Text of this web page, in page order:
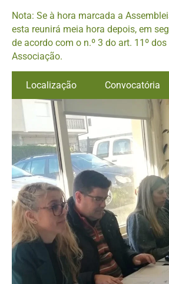
Nota: Se à hora marcada a
esta reunirá meia hora depois, em
de acordo com o n.º 3 do art. 11º
Associação.
Localização Convocatória